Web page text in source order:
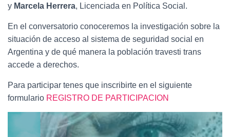
y Marcela Herrera, Licenciada en Política Social.
En el conversatorio conoceremos la investigación sobre la
situación de acceso al sistema de seguridad social en
Argentina y de qué manera la población travesti trans
accede a derechos.
Para participar tenes que inscribirte en el siguiente
formulario REGISTRO DE PARTICIPACION